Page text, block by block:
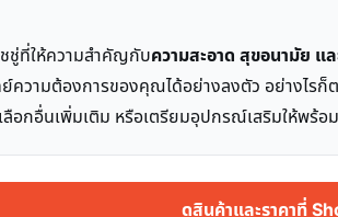
ชู่ที่ให้ความสำคัญกับความสะอาด สุขอนามัย แ
ย์ความต้องการของคุณได้อย่างลงตัว อย่างไ
อกอื่นเพิ่มเติม หรือเตรียมอุปกรณ์เสริมให้พร้
ดูสินค้าและราคาที่